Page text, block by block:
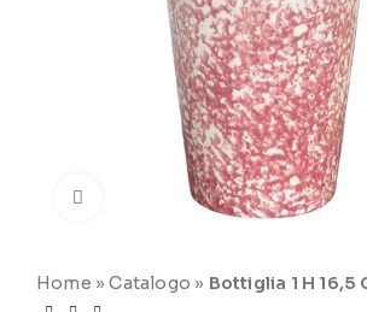
Click to enlarge
Home »Catalogo » Bottiglia 1 H 16,5